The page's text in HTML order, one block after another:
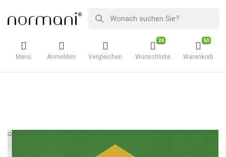
Menü Anmelden Vergleichen
24
Wunschliste
50
Warenkorb